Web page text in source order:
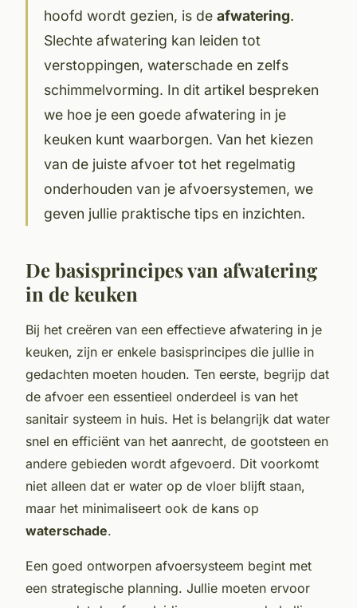
hoofd wordt gezien, is de afwatering.
Slechte afwatering kan leiden tot
verstoppingen, waterschade en zelfs
schimmelvorming. In dit artikel bespreken
we hoe je een goede afwatering in je
keuken kunt waarborgen. Van het kiezen
van de juiste afvoer tot het regelmatig
onderhouden van je afvoersystemen, we
geven jullie praktische tips en inzichten.
De basisprincipes van afwatering
in de keuken
Bij het creëren van een effectieve afwatering in je
keuken, zijn er enkele basisprincipes die jullie in
gedachten moeten houden. Ten eerste, begrijp dat
de afvoer een essentieel onderdeel is van het
sanitair systeem in huis. Het is belangrijk dat water
snel en efficiënt van het aanrecht, de gootsteen en
andere gebieden wordt afgevoerd. Dit voorkomt
niet alleen dat er water op de vloer blijft staan,
maar het minimaliseert ook de kans op
waterschade.
Een goed ontworpen afvoersysteem begint met
een strategische planning. Jullie moeten ervoor